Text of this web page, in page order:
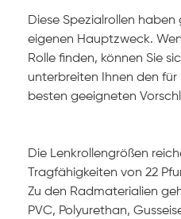
Diese Spezialrollen haben
eigenen Hauptzweck.
Rolle finden, können Sie
unterbreiten Ihnen den für
besten geeigneten
Die Lenkrollengrößen
Tragfähigkeiten von 22
Zu den Radmaterialien
PVC, Polyurethan,